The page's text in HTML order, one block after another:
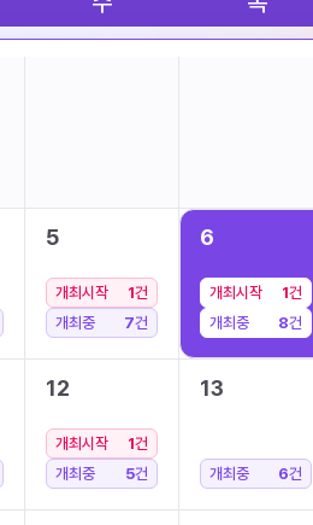
5
개최시작 1건
개최중
7건
6
개최시작 1건
개최중
8건
12
개최시작 1건
개최중
5건
13
개최중 6건